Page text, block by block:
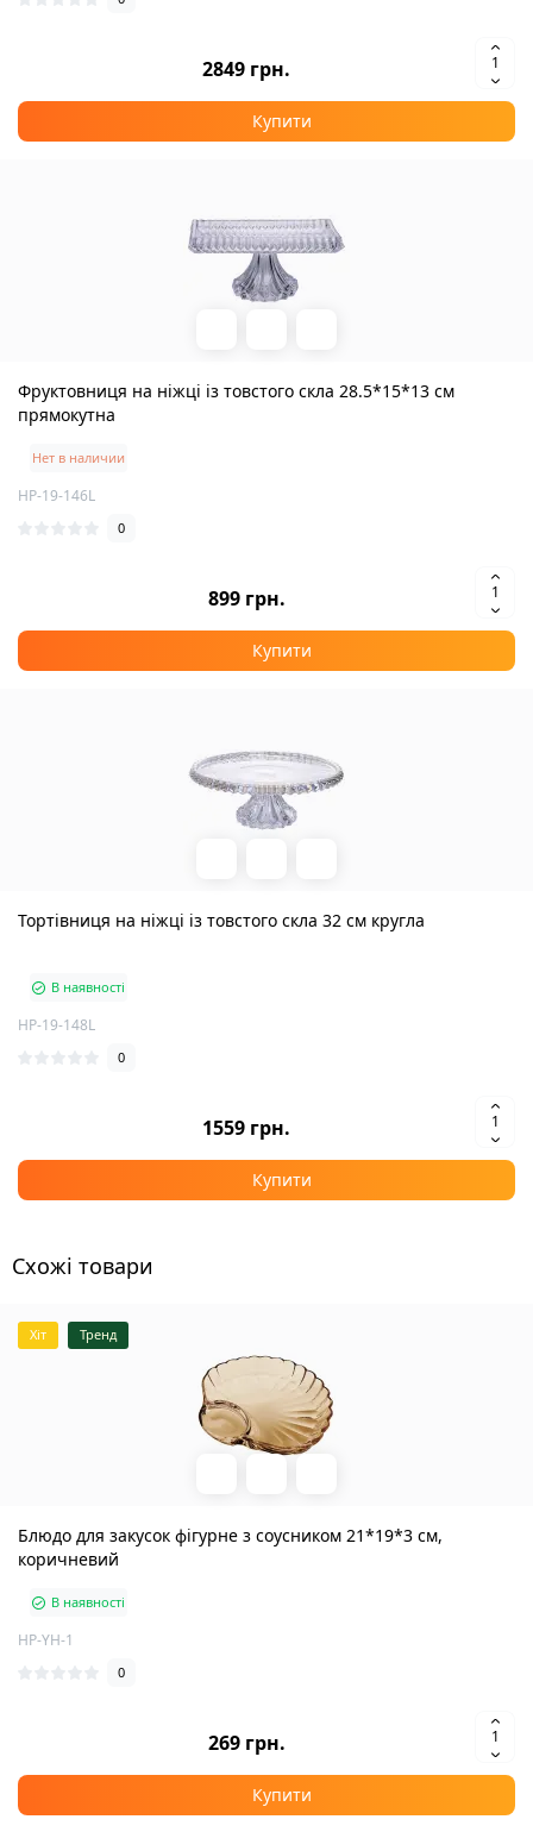
2849 грн.
Купити
Фруктовниця на ніжці із товстого скла 28.5*15*13 см
прямокутна
Нет в наличии
HP-19-146L
0
899 грн.
Купити
Тортівниця на ніжці із товстого скла 32 см кругла
В наявності
HP-19-148L
0
1559 грн.
Купити
Схожі товари
Хіт Тренд
Блюдо для закусок фігурне з соусником 21*19*3 см,
коричневий
В наявності
HP-YH-1
0
269 грн.
Купити